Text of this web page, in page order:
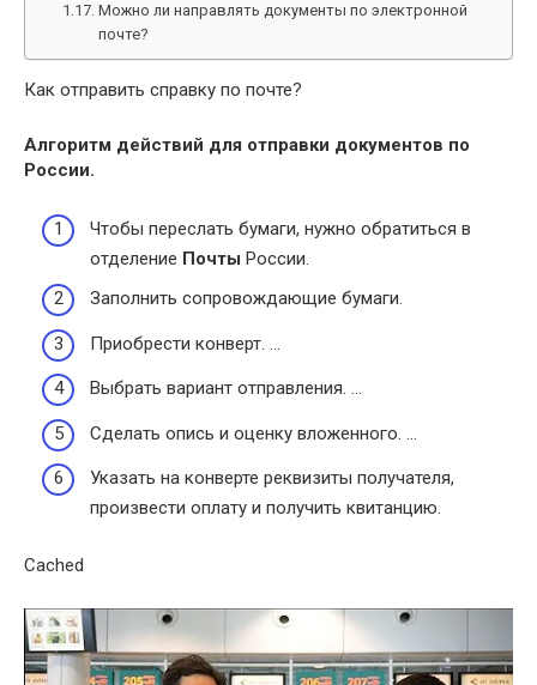
Можно ли направлять документы по электронной
почте?
Как отправить справку по почте?
Алгоритм действий для отправки документов по
России.
Чтобы переслать бумаги, нужно обратиться в
отделение Почты России.
Заполнить сопровождающие бумаги.
Приобрести конверт. …
Выбрать вариант отправления. …
Сделать опись и оценку вложенного. …
Указать на конверте реквизиты получателя,
произвести оплату и получить квитанцию.
Cached